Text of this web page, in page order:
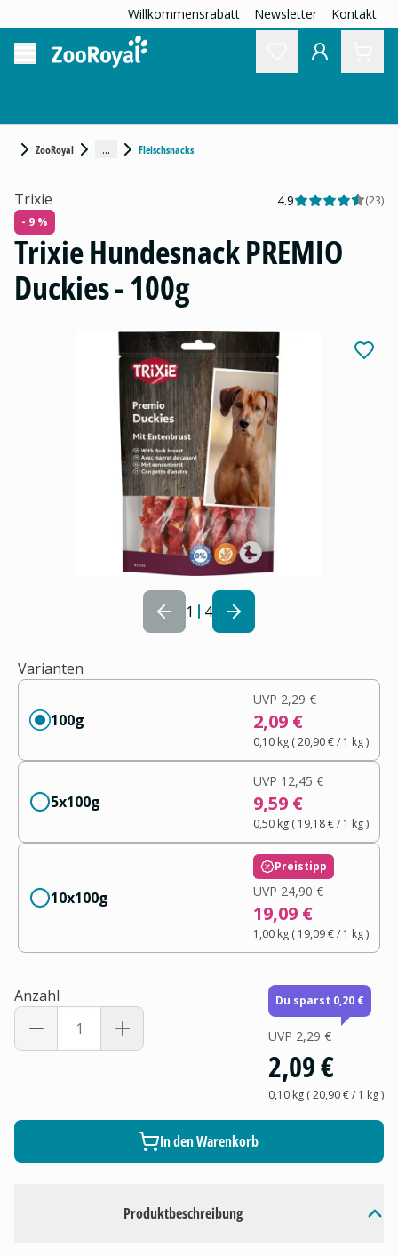
Willkommensrabatt Newsletter Kontakt
ZooRoyal ... Fleischsnacks
1 4
Produktbeschreibung
Trixie 4.9 (23)
- 9 %
Trixie Hundesnack PREMIO
Duckies - 100g
Varianten
100g
UVP 2,29 €
2,09 €
0,10 kg(20,90 €/ 1 kg)
5x100g
UVP 12,45 €
9,59 €
0,50 kg( 19,18 €/ 1 kg)
10x100g
Preistipp
UVP 24,90 €
19,09 €
1,00 kg( 19,09 €/ 1 kg)
Anzahl Du sparst 0,20 €
UVP 2,29 €
2,09 €
0,10 kg(20,90 €/ 1 kg)
In den Warenkorb